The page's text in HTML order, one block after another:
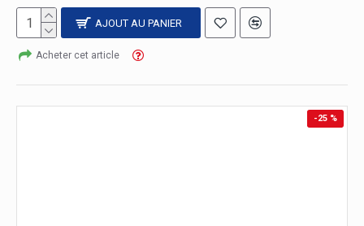
AJOUT AU PANIER
Acheter cet article
-25 %